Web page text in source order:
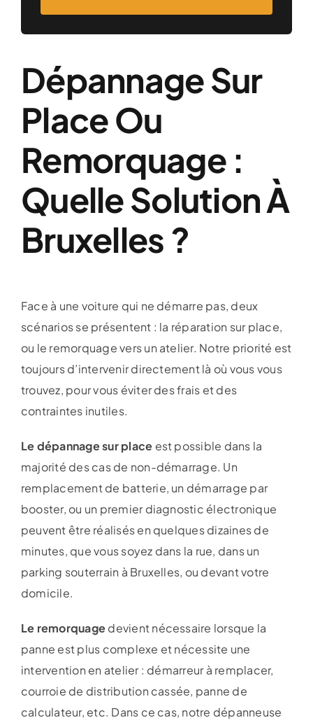
Dépannage Sur
Place Ou
Remorquage :
Quelle Solution À
Bruxelles ?
Face à une voiture qui ne démarre pas, deux
scénarios se présentent : la réparation sur place,
ou le remorquage vers un atelier. Notre priorité est
toujours d’intervenir directement là où vous vous
trouvez, pour vous éviter des frais et des
contraintes inutiles.
Le dépannage sur place est possible dans la
majorité des cas de non-démarrage. Un
remplacement de batterie, un démarrage par
booster, ou un premier diagnostic électronique
peuvent être réalisés en quelques dizaines de
minutes, que vous soyez dans la rue, dans un
parking souterrain à Bruxelles, ou devant votre
domicile.
Le remorquagedevient nécessaire lorsque la
panne est plus complexe et nécessite une
intervention en atelier : démarreur à remplacer,
courroie de distribution cassée, panne de
calculateur, etc. Dans ce cas, notre dépanneuse